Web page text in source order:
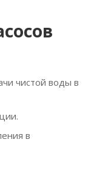
чистой воды в
в